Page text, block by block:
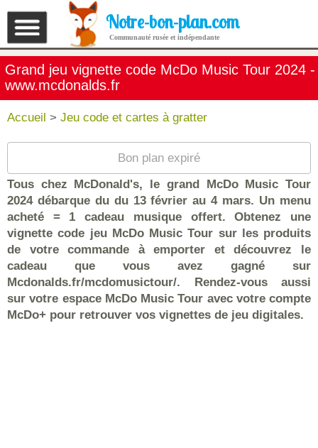
Notre-bon-plan.com
Communauté rusée et indépendante
Grand jeu vignette code McDo Music Tour 2024 -
www.mcdonalds.fr
Accueil > Jeu code et cartes à gratter
Bon plan expiré
Tous chez McDonald's, le grand McDo Music Tour
2024 débarque du du 13 février au 4 mars. Un menu
acheté = 1 cadeau musique offert. Obtenez une
vignette code jeu McDo Music Tour sur les produits
de votre commande à emporter et découvrez le
cadeau que vous avez gagné sur
Mcdonalds.fr/mcdomusictour/. Rendez-vous aussi
sur votre espace McDo Music Tour avec votre compte
McDo+ pour retrouver vos vignettes de jeu digitales.